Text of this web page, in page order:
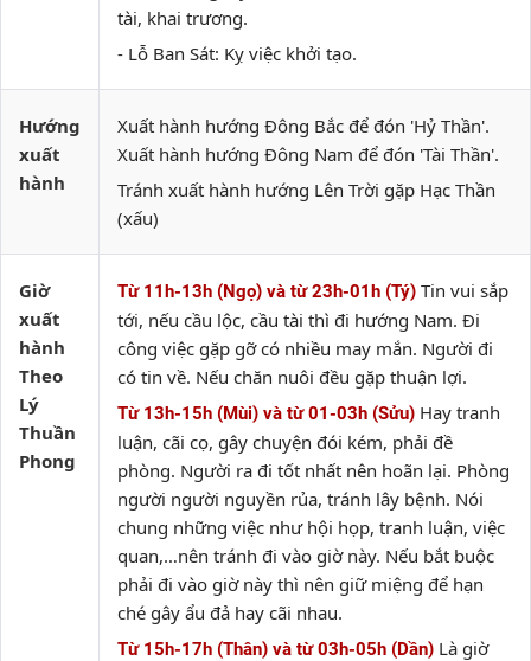
tài, khai trương.
- Lỗ Ban Sát: Kỵ việc khởi tạo.
Hướng
xuất
hành
Xuất hành hướng Đông Bắc để đón 'Hỷ Thần'.
Xuất hành hướng Đông Nam để đón 'Tài Thần'.
Tránh xuất hành hướng Lên Trời gặp Hạc Thần
(xấu)
Giờ
xuất
hành
Theo
Lý
Thuần
Phong
Từ 11h-13h (Ngọ) và từ 23h-01h (Tý) Tin vui sắp
tới, nếu cầu lộc, cầu tài thì đi hướng Nam. Đi
công việc gặp gỡ có nhiều may mắn. Người đi
có tin về. Nếu chăn nuôi đều gặp thuận lợi.
Từ 13h-15h (Mùi) và từ 01-03h (Sửu) Hay tranh
luận, cãi cọ, gây chuyện đói kém, phải đề
phòng. Người ra đi tốt nhất nên hoãn lại. Phòng
người người nguyền rủa, tránh lây bệnh. Nói
chung những việc như hội họp, tranh luận, việc
quan,…nên tránh đi vào giờ này. Nếu bắt buộc
phải đi vào giờ này thì nên giữ miệng để hạn
ché gây ẩu đả hay cãi nhau.
Từ 15h-17h (Thân) và từ 03h-05h (Dần) Là giờ